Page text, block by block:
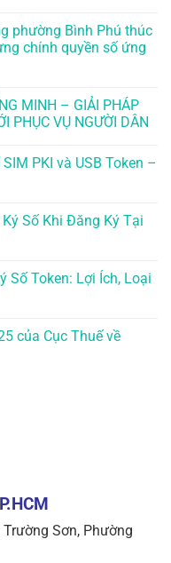
phường Bình Phú thúc
chính quyền số ứng
MINH – GIẢI PHÁP
PHỤC VỤ NGƯỜI DÂN
PKI và USB Token –
Số Khi Đăng Ký Tại
Số Token: Lợi Ích, Loại
của Cục Thuế về
Sơn, Phường